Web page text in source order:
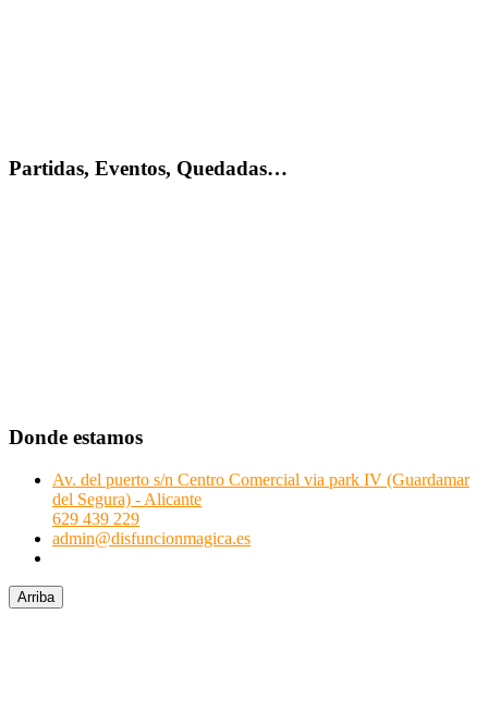
Partidas, Eventos, Quedadas…
Donde estamos
Av. del puerto s/n Centro Comercial via park IV (Guardamar
del Segura) - Alicante
629 439 229
admin@disfuncionmagica.es
Arriba